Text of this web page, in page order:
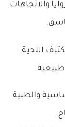
والاتجاهات
اللحية